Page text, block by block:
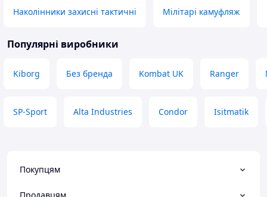
Наколінники захисні тактичні Мілітарі камуфляж
Популярні виробники
Kiborg Без бренда Kombat UK Ranger
SP-Sport Alta Industries Condor Isitmatik
Покупцям